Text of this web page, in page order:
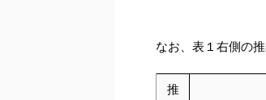
なお、表１右側の
推